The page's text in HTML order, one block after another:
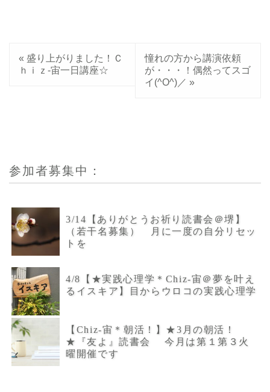
« 盛り上がりました！Ｃ
ｈｉｚ-宙一日講座☆
憧れの方から講演依頼
が・・・！偶然ってスゴ
イ(^O^)／ »
参加者募集中：
3/14【ありがとうお祈り読書会＠堺】
（若干名募集） 月に一度の自分リセッ
トを
4/8【★実践心理学＊Chiz-宙＠夢を叶え
るイスキア】目からウロコの実践心理学
【Chiz-宙＊朝活！】★3月の朝活！
★『友よ』読書会 今月は第１第３火
曜開催です